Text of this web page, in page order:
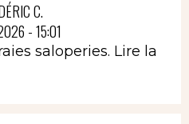
C.
- 15:01
saloperies. Lire la